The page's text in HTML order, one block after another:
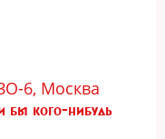
6, Москва
бы кого-нибудь